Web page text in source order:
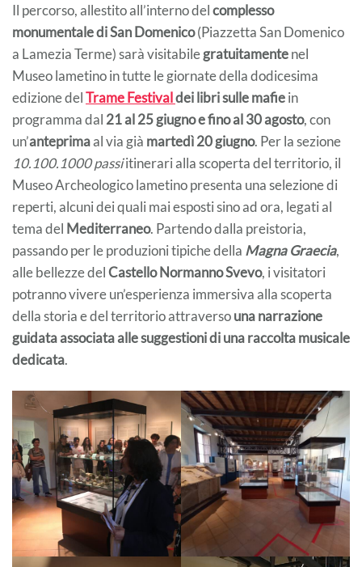
Il percorso, allestito all’interno delcomplesso
monumentale di San Domenico(Piazzetta San Domenico
a Lamezia Terme) sarà visitabilegratuitamentenel
Museo lametino in tutte le giornate della dodicesima
edizione delTrame Festivaldei libri sulle mafiein
programma dal 21 al 25 giugno e fino al 30 agosto, con
un’anteprimaal via già martedì 20 giugno. Per la sezione
10.100.1000 passiitinerari alla scoperta del territorio, il
Museo Archeologico lametino presenta una selezione di
reperti, alcuni dei quali mai esposti sino ad ora, legati al
tema del Mediterraneo. Partendo dalla preistoria,
passando per le produzioni tipiche della Magna Graecia,
alle bellezze delCastello Normanno Svevo, i visitatori
potranno vivere un’esperienza immersiva alla scoperta
della storia e del territorio attraversouna narrazione
guidata associata alle suggestioni di una raccolta musicale
dedicata.